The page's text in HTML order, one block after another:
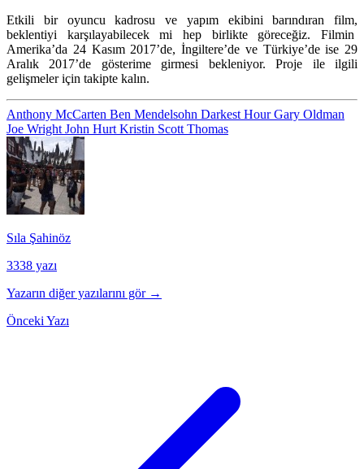
Etkili bir oyuncu kadrosu ve yapım ekibini barındıran film,
beklentiyi karşılayabilecek mi hep birlikte göreceğiz. Filmin
Amerika’da 24 Kasım 2017’de, İngiltere’de ve Türkiye’de ise 29
Aralık 2017’de gösterime girmesi bekleniyor. Proje ile ilgili
gelişmeler için takipte kalın.
Anthony McCarten Ben Mendelsohn Darkest HourGary Oldman
Joe Wright John Hurt Kristin Scott Thomas
Sıla Şahinöz
3338 yazı
Yazarın diğer yazılarını gör →
Önceki Yazı